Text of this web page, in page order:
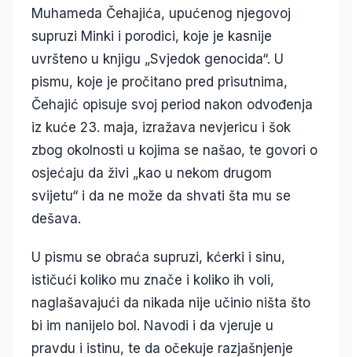
Muhameda Čehajića, upućenog njegovoj
supruzi Minki i porodici, koje je kasnije
uvršteno u knjigu „Svjedok genocida“. U
pismu, koje je pročitano pred prisutnima,
Čehajić opisuje svoj period nakon odvođenja
iz kuće 23. maja, izražava nevjericu i šok
zbog okolnosti u kojima se našao, te govori o
osjećaju da živi „kao u nekom drugom
svijetu“ i da ne može da shvati šta mu se
dešava.
U pismu se obraća supruzi, kćerki i sinu,
ističući koliko mu znače i koliko ih voli,
naglašavajući da nikada nije učinio ništa što
bi im nanijelo bol. Navodi i da vjeruje u
pravdu i istinu, te da očekuje razjašnjenje